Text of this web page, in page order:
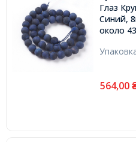
Глаз
Синий,
около
564,00